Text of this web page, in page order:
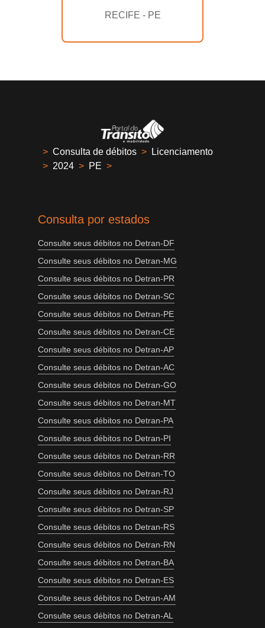
RECIFE - PE
> Consulta de débitos >
Licenciamento
> 2024 > PE >
Consulta por estados
Consulte seus débitos no Detran-DF
Consulte seus débitos no Detran-MG
Consulte seus débitos no Detran-PR
Consulte seus débitos no Detran-SC
Consulte seus débitos no Detran-PE
Consulte seus débitos no Detran-CE
Consulte seus débitos no Detran-AP
Consulte seus débitos no Detran-AC
Consulte seus débitos no Detran-GO
Consulte seus débitos no Detran-MT
Consulte seus débitos no Detran-PA
Consulte seus débitos no Detran-PI
Consulte seus débitos no Detran-RR
Consulte seus débitos no Detran-TO
Consulte seus débitos no Detran-RJ
Consulte seus débitos no Detran-SP
Consulte seus débitos no Detran-RS
Consulte seus débitos no Detran-RN
Consulte seus débitos no Detran-BA
Consulte seus débitos no Detran-ES
Consulte seus débitos no Detran-AM
Consulte seus débitos no Detran-AL